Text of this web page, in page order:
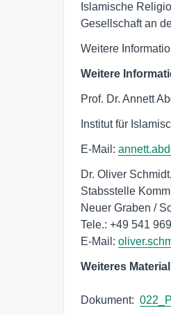
Islamische
Gesellschaft an
Weitere
Weitere
Prof. Dr. Annett
Institut für
E-Mail:
Dr. Oliver
Stabsstelle
Neuer Graben /
Tele.: +49 541
E-Mail:
Weiteres
Dokument: